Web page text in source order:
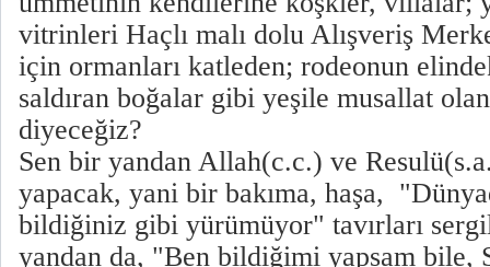
vitrinleri Haçlı malı dolu Alışveriş
için ormanları katleden; rodeonun
saldıran boğalar gibi yeşile musallat
diyeceğiz?
Sen bir yandan Allah(c.c.) ve
yapacak, yani bir bakıma, haşa,
bildiğiniz gibi yürümüyor" tavırları
yandan da, "Ben bildiğimi yapsam bile,